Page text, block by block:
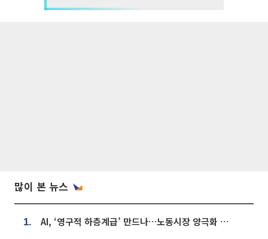
많이 본 뉴스
1. AI, ‘영구적 하층계급’ 만드나…노동시장 양극화 경고